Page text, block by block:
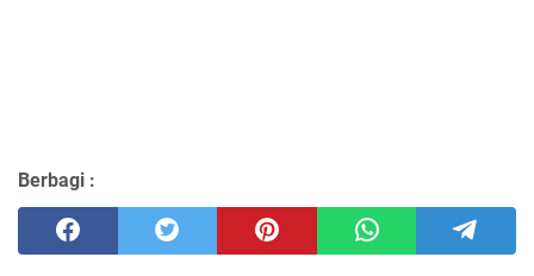
Berbagi :